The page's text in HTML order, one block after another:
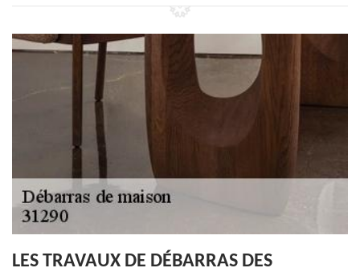
LES TRAVAUX DE DÉBARRAS DES